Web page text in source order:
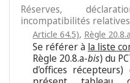
Réserves,
incompatibilités relatives
Article 64.5), Règle
Se référer à la liste
Règle 20.8.a-bis) du
d'offices